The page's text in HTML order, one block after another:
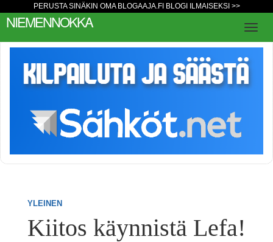
PERUSTA SINÄKIN OMA BLOGAAJA.FI BLOGI ILMAISEKSI >>
NIEMENNOKKA
YLEINEN
Kiitos käynnistä Lefa!